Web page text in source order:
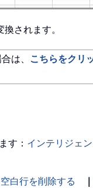
されます。
は、 こちらをクリ
す： インテリジェ
空白行を削除する ｜